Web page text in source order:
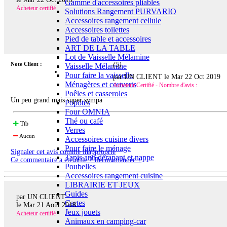
Gamme d'accessoires pliables
Solutions Rangement PURVARIO
Accessoires rangement cellule
Accessoires toilettes
Pied de table et accessoires
ART DE LA TABLE
Lot de Vaisselle Mélamine
Vaisselle Mélamine
Pour faire la vaisselle
Ménagères et couverts
Poêles et casseroles
Popotes
Four OMNIA
Thé ou café
Verres
Accessoires cuisine divers
Pour faire le ménage
Tapis anti dérapant et nappe
Poubelles
Accessoires rangement cuisine
LIBRAIRIE ET JEUX
Guides
Cartes
Jeux jouets
Animaux en camping-car
Acheteur certifié
Note Client : (5)
par UN CLIENT leMar 22 Oct 2019
Acheteur Certifié - Nombre d'avis :
Un peu grand mais super sympa
Ttb
Aucun
Signaler cet avis comme inapproprié
Ce commentaire a été utile ? Recommander +
par UN CLIENT
le Mar 21 Août 2018
Acheteur certifié